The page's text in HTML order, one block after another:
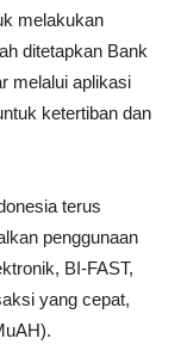
melakukan
ditetapkan Bank
melalui aplikasi
ketertiban dan
terus
penggunaan
BI-FAST,
yang cepat,